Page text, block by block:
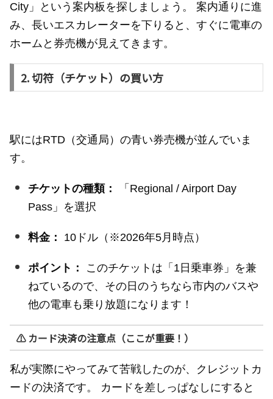
City」という案内板を探しましょう。 案内通りに進
み、長いエスカレーターを下りると、すぐに電車の
ホームと券売機が見えてきます。
2. 切符（チケット）の買い方
駅にはRTD（交通局）の青い券売機が並んでいま
す。
チケットの種類：
「Regional / Airport Day
Pass」を選択
料金： 10ドル（※2026年5月時点）
ポイント：
このチケットは「1日乗車券」を兼
ねているので、その日のうちなら市内のバスや
他の電車も乗り放題になります！
⚠️ カード決済の注意点（ここが重要！）
私が実際にやってみて苦戦したのが、クレジットカ
ードの決済です。 カードを差しっぱなしにすると